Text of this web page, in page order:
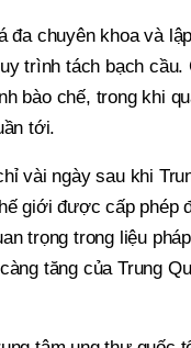
đa chuyên khoa và
trình tách bạch
bào chế, trong khi
tới.
vài ngày sau khi
giới được cấp phép
trọng trong liệu
tăng của Trung